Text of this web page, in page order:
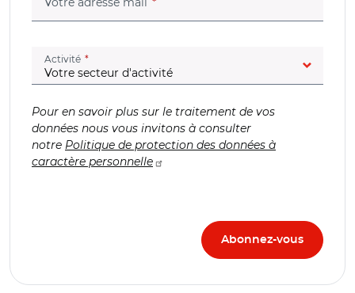
Activité (champ obligatoire)
Pour en savoir plus sur le traitement de vos
données nous vous invitons à consulter
notre Politique de protection des données à
caractère personnelle